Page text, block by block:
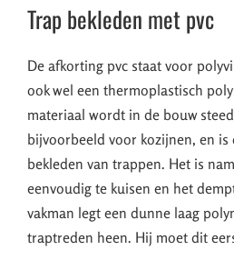
Trap bekleden met pvc
De afkorting pvc staat voor
ook wel een thermoplastisch
materiaal wordt in de bouw
bijvoorbeeld voor kozijnen, en is
bekleden van trappen. Het is
eenvoudig te kuisen en het
vakman legt een dunne laag
traptreden heen. Hij moet dit